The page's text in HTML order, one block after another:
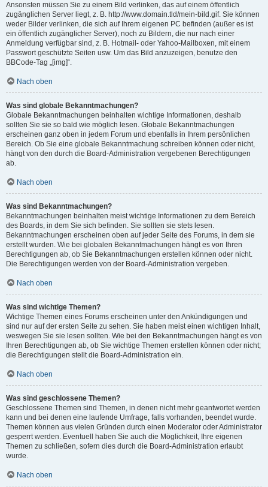
Ansonsten müssen Sie zu einem Bild verlinken, das auf einem öffentlich
zugänglichen Server liegt, z. B. http://www.domain.tld/mein-bild.gif. Sie können
weder Bilder verlinken, die sich auf Ihrem eigenen PC befinden (außer es ist
ein öffentlich zugänglicher Server), noch zu Bildern, die nur nach einer
Anmeldung verfügbar sind, z. B. Hotmail- oder Yahoo-Mailboxen, mit einem
Passwort geschützte Seiten usw. Um das Bild anzuzeigen, benutze den
BBCode-Tag „[img]“.
Nach oben
Was sind globale Bekanntmachungen?
Globale Bekanntmachungen beinhalten wichtige Informationen, deshalb
sollten Sie sie so bald wie möglich lesen. Globale Bekanntmachungen
erscheinen ganz oben in jedem Forum und ebenfalls in Ihrem persönlichen
Bereich. Ob Sie eine globale Bekanntmachung schreiben können oder nicht,
hängt von den durch die Board-Administration vergebenen Berechtigungen
ab.
Nach oben
Was sind Bekanntmachungen?
Bekanntmachungen beinhalten meist wichtige Informationen zu dem Bereich
des Boards, in dem Sie sich befinden. Sie sollten sie stets lesen.
Bekanntmachungen erscheinen oben auf jeder Seite des Forums, in dem sie
erstellt wurden. Wie bei globalen Bekanntmachungen hängt es von Ihren
Berechtigungen ab, ob Sie Bekanntmachungen erstellen können oder nicht.
Die Berechtigungen werden von der Board-Administration vergeben.
Nach oben
Was sind wichtige Themen?
Wichtige Themen eines Forums erscheinen unter den Ankündigungen und
sind nur auf der ersten Seite zu sehen. Sie haben meist einen wichtigen Inhalt,
weswegen Sie sie lesen sollten. Wie bei den Bekanntmachungen hängt es von
Ihren Berechtigungen ab, ob Sie wichtige Themen erstellen können oder nicht;
die Berechtigungen stellt die Board-Administration ein.
Nach oben
Was sind geschlossene Themen?
Geschlossene Themen sind Themen, in denen nicht mehr geantwortet werden
kann und bei denen eine laufende Umfrage, falls vorhanden, beendet wurde.
Themen können aus vielen Gründen durch einen Moderator oder Administrator
gesperrt werden. Eventuell haben Sie auch die Möglichkeit, Ihre eigenen
Themen zu schließen, sofern dies durch die Board-Administration erlaubt
wurde.
Nach oben